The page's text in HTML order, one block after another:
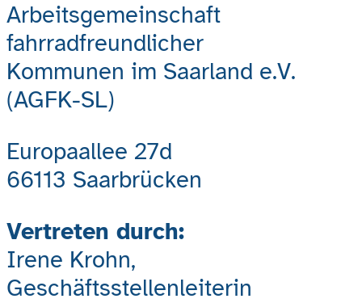
Arbeitsgemeinschaft
fahrradfreundlicher
Kommunen im Saarland e.V.
(AGFK-SL)
Europaallee 27d
66113 Saarbrücken
Vertreten durch:
Irene Krohn,
Geschäftsstellenleiterin